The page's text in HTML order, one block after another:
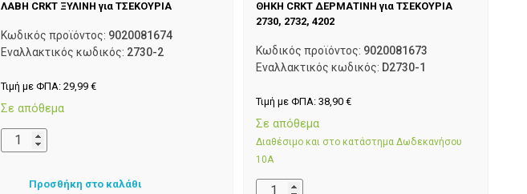
ΛΑΒΗ CRKT ΞΥΛΙΝΗ για ΤΣΕΚΟΥΡΙΑ
Κωδικός προϊόντος: 9020081674
Εναλλακτικός κωδικός: 2730-2
Τιμή με ΦΠΑ: 29,99 €
Σε απόθεμα
Προσθήκη στο καλάθι
ΘΗΚΗ CRKT ΔΕΡΜΑΤΙΝΗ για ΤΣΕΚΟΥΡΙΑ
2730, 2732, 4202
Κωδικός προϊόντος: 9020081673
Εναλλακτικός κωδικός: D2730-1
Τιμή με ΦΠΑ:38,90€
Σε απόθεμα
Διαθέσιμο και στο κατάστημα Δωδεκανήσου
10Α